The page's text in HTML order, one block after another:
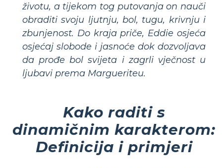
životu, a tijekom tog putovanja on nauči
obraditi svoju ljutnju, bol, tugu, krivnju i
zbunjenost. Do kraja priče, Eddie osjeća
osjećaj slobode i jasnoće dok dozvoljava
da prođe bol svijeta i zagrli vječnost u
ljubavi prema Margueriteu.
Kako raditi s
dinamičnim karakterom:
Definicija i primjeri